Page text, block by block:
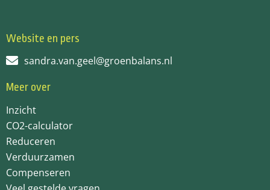
Website en pers
sandra.van.geel@groenbalans.nl
Meer over
Inzicht
CO2-calculator
Reduceren
Verduurzamen
Compenseren